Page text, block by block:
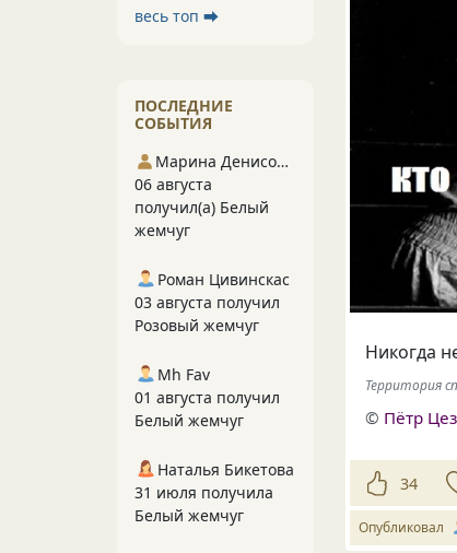
Никогда
Территория
© Пётр
34
Опубликовал
весь топ ⮕
ПОСЛЕДНИЕ
СОБЫТИЯ
Марина Денисова 5
06 августа
получил(а) Белый
жемчуг
Роман Цивинскас
03 августа получил
Розовый жемчуг
Mh Fav
01 августа получил
Белый жемчуг
Наталья Бикетова
31 июля получила
Белый жемчуг